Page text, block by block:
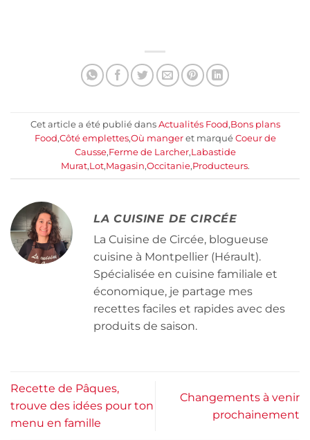
Cet article a été publié dans Actualités Food,Bons plans
Food,Côté emplettes,Où mangeret marqué Coeur de
Causse,Ferme de Larcher,Labastide
Murat,Lot,Magasin,Occitanie,Producteurs.
LA CUISINE DE CIRCÉE
La Cuisine de Circée, blogueuse
cuisine à Montpellier (Hérault).
Spécialisée en cuisine familiale et
économique, je partage mes
recettes faciles et rapides avec des
produits de saison.
Recette de Pâques,
trouve des idées pour ton
menu en famille
Changements à venir
prochainement